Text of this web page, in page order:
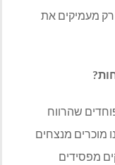
רק מעמיקים את
שהרווח
מוכרים מנצחים
מפסידים